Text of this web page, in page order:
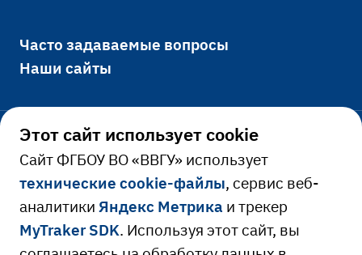
Часто задаваемые вопросы
Наши сайты
Официально
Сведения об образовательной
организации
Сведения о доходах руководителя
Ресурсы и сервисы
Этот сайт использует cookie
Cайт ФГБОУ ВО «ВВГУ» использует
технические cookie-файлы, сервис веб-
аналитикиЯндекс Метрика и трекер
MyTraker SDK. Используя этот сайт, вы